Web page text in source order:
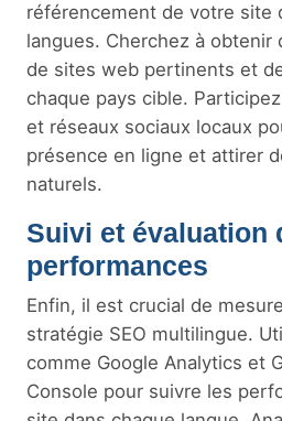
référencement de votre site
langues. Cherchez à obtenir
de sites web pertinents et
chaque pays cible.
et réseaux sociaux locaux
présence en ligne et attirer
naturels.
Suivi et évaluation
performances
Enfin, il est crucial de
stratégie SEO multilingue.
comme Google Analytics et
Console pour suivre les